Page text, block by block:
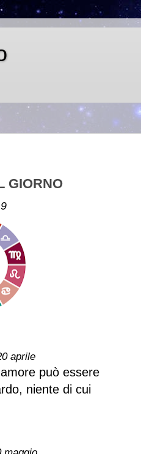
GIORNO
aprile
può essere
niente di cui